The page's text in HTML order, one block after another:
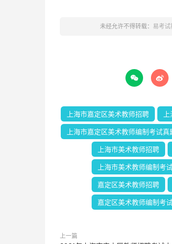
未经允许不得转载： 易考
 
上海市嘉定区美术教师招聘
上海市嘉定区美术教师编制考试真
上海市美术教师招聘
上海市美术教师编制考
嘉定区美术教师招聘
嘉定区美术教师编制考
上一篇